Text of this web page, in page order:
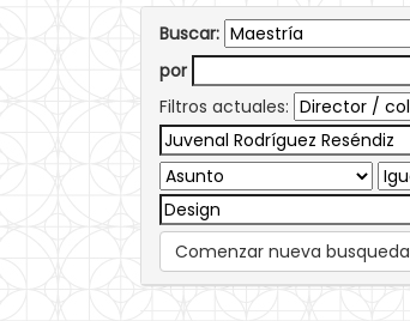
Buscar:
por
Filtros actuales:
Comenzar nueva busqueda